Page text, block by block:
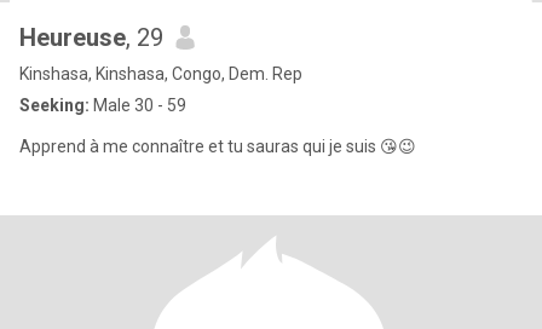
Heureuse, 29
Kinshasa, Kinshasa, Congo, Dem. Rep
Seeking: Male 30 - 59
Apprend à me connaître et tu sauras qui je suis 😘😉